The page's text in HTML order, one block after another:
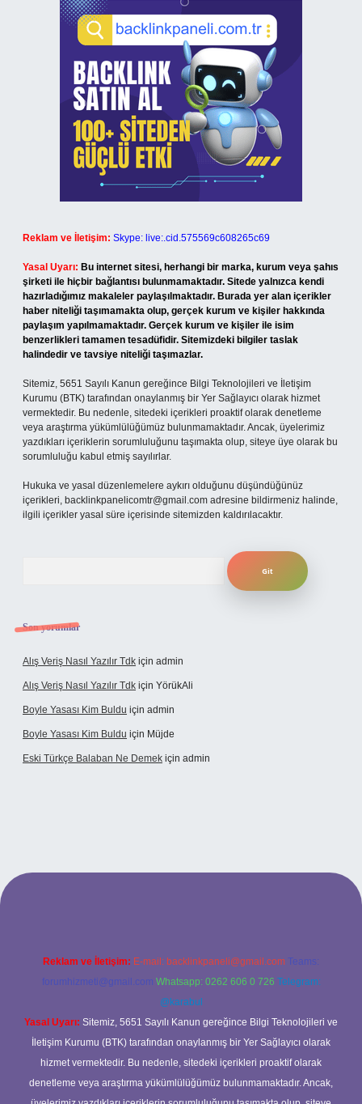
Reklam ve İletişim: Skype: live:.cid.575569c608265c69
Yasal Uyarı: Bu internet sitesi, herhangi bir marka, kurum veya şahıs
şirketi ile hiçbir bağlantısı bulunmamaktadır. Sitede yalnızca kendi
hazırladığımız makaleler paylaşılmaktadır. Burada yer alan içerikler
haber niteliği taşımamakta olup, gerçek kurum ve kişiler hakkında
paylaşım yapılmamaktadır. Gerçek kurum ve kişiler ile isim
benzerlikleri tamamen tesadüfidir. Sitemizdeki bilgiler taslak
halindedir ve tavsiye niteliği taşımazlar.
Sitemiz, 5651 Sayılı Kanun gereğince Bilgi Teknolojileri ve İletişim
Kurumu (BTK) tarafından onaylanmış bir Yer Sağlayıcı olarak hizmet
vermektedir. Bu nedenle, sitedeki içerikleri proaktif olarak denetleme
veya araştırma yükümlülüğümüz bulunmamaktadır. Ancak, üyelerimiz
yazdıkları içeriklerin sorumluluğunu taşımakta olup, siteye üye olarak bu
sorumluluğu kabul etmiş sayılırlar.
Hukuka ve yasal düzenlemelere aykırı olduğunu düşündüğünüz
içerikleri, backlinkpanelicomtr@gmail.com adresine bildirmeniz halinde,
ilgili içerikler yasal süre içerisinde sitemizden kaldırılacaktır.
Son yorumlar
Alış Veriş Nasıl Yazılır Tdk için admin
Alış Veriş Nasıl Yazılır Tdk için YörükAli
Boyle Yasası Kim Buldu için admin
Boyle Yasası Kim Buldu için Müjde
Eski Türkçe Balaban Ne Demek için admin
Reklam ve İletişim: E-mail: backlinkpaneli@gmail.com Teams:
forumhizmeti@gmail.com Whatsapp: 0262 606 0 726 Telegram:
@karabul
Yasal Uyarı: Sitemiz, 5651 Sayılı Kanun gereğince Bilgi Teknolojileri ve
İletişim Kurumu (BTK) tarafından onaylanmış bir Yer Sağlayıcı olarak
hizmet vermektedir. Bu nedenle, sitedeki içerikleri proaktif olarak
denetleme veya araştırma yükümlülüğümüz bulunmamaktadır. Ancak,